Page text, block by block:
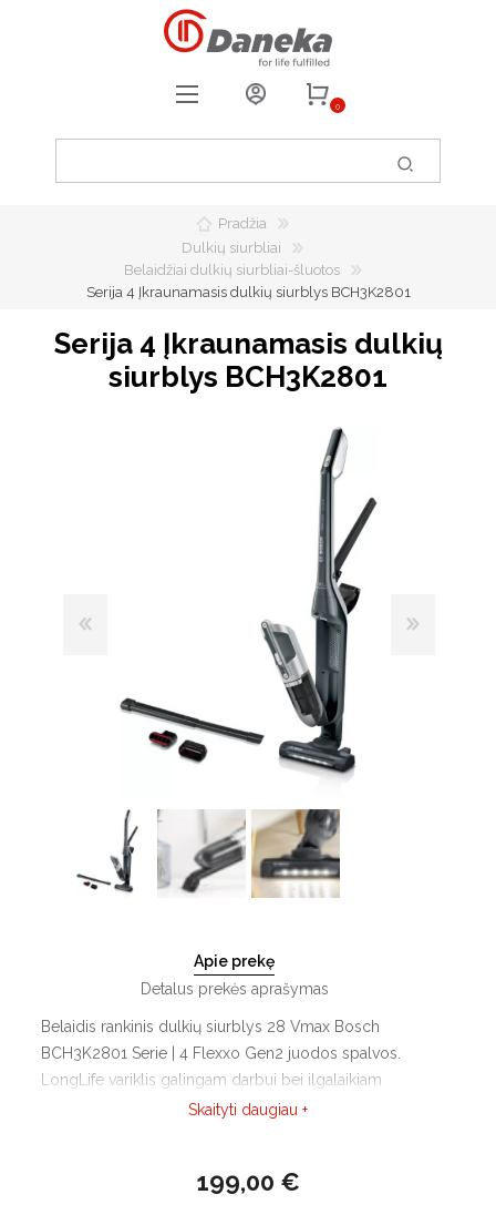
0
0
Pradžia
Dulkių siurbliai
Belaidžiai dulkių siurbliai-šluotos
Serija 4 Įkraunamasis dulkių siurblys BCH3K2801
Serija 4 Įkraunamasis dulkių
siurblys BCH3K2801
Apie prekę
Detalus prekės aprašymas
Belaidis rankinis dulkių siurblys 28 Vmax Bosch
BCH3K2801 Serie | 4 Flexxo Gen2 juodos spalvos.
LongLife variklis galingam darbui bei ilgalaikiam
naudojimui. Bosch ličio jonų technologija: patvarios ir
Skaityti daugiau +
199,00 €